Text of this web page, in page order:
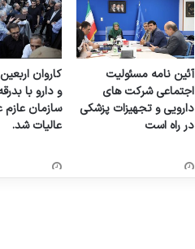
آئین نامه مسئولیت
اجتماعی شرکت های
دارویی و تجهیزات پزشکی
در راه است
کاروان
و دارو با
سازمان عازم
عالیات شد.